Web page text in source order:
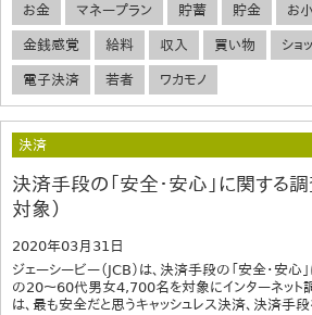
お金 マネープラン 貯蓄 貯金 お
金銭感覚 給料 収入 買い物 ショ
電子決済 若者 ワカモノ
決済
決済手段の「安全・安心」に関する
対象）
2020年03月31日
ジェーシービー（JCB）は、決済手段の「安全・安
の20～60代男女4,700名を対象にインターネット
は、最も安全だと思うキャッシュレス決済、決済手